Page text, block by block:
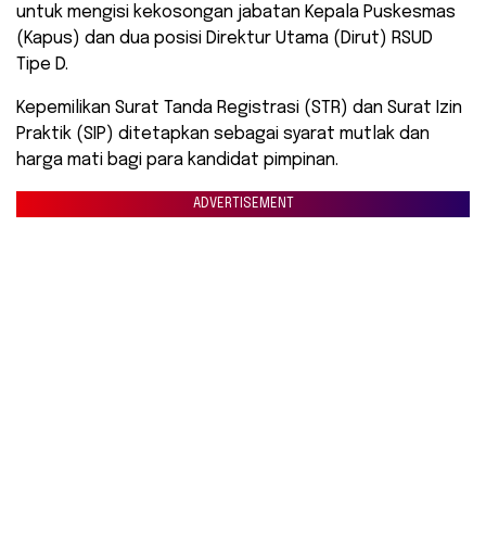
untuk mengisi kekosongan jabatan Kepala Puskesmas
(Kapus) dan dua posisi Direktur Utama (Dirut) RSUD
Tipe D.
Kepemilikan Surat Tanda Registrasi (STR) dan Surat Izin
Praktik (SIP) ditetapkan sebagai syarat mutlak dan
harga mati bagi para kandidat pimpinan.
ADVERTISEMENT